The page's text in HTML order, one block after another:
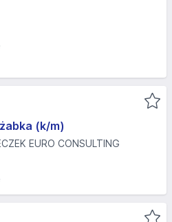
(k/m)
EURO CONSULTING